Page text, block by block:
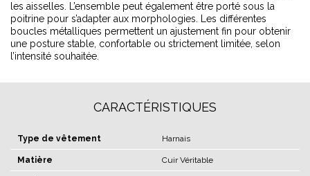
les aisselles. L’ensemble peut également être porté sous la
poitrine pour s’adapter aux morphologies. Les différentes
boucles métalliques permettent un ajustement fin pour obtenir
une posture stable, confortable ou strictement limitée, selon
l’intensité souhaitée.
CARACTÉRISTIQUES
Type de vêtement Harnais
Matière Cuir Véritable